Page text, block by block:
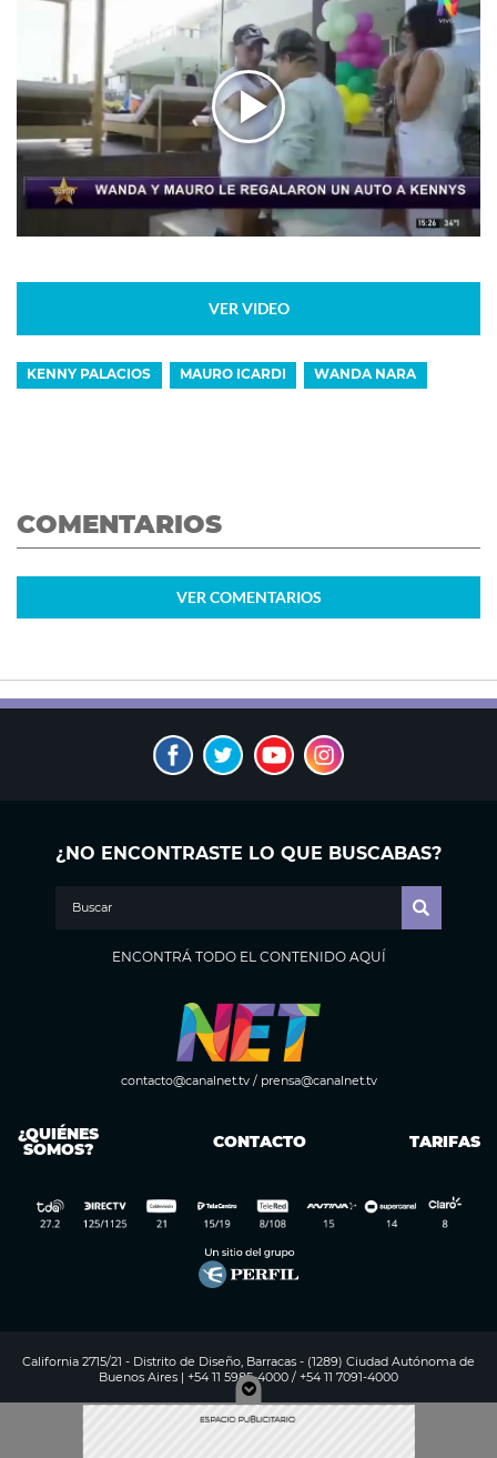
VER VIDEO
KENNY PALACIOS MAURO ICARDI WANDA NARA
COMENTARIOS
VER COMENTARIOS
¿NO ENCONTRASTE LO QUE BUSCABAS?
ENCONTRÁ TODO EL CONTENIDO AQUÍ
contacto@canalnet.tv/ prensa@canalnet.tv
¿QUIÉNES
SOMOS? CONTACTO TARIFAS
California 2715/21 - Distrito de Diseño, Barracas - (1289) Ciudad Autónoma de
Buenos Aires | +54 11 5985-4000 / +54 11 7091-4000
Digitalproserver